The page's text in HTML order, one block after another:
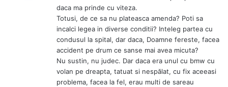
e
:
daca ma prinde cu viteza.
Totusi, de ce sa nu plateasca amenda? Poti sa
incalci legea in diverse conditii? Inteleg partea cu
condusul la spital, dar daca, Doamne fereste, facea
accident pe drum ce sanse mai avea micuta?
Nu sustin, nu judec. Dar daca era unul cu bmw cu
volan pe dreapta, tatuat si nespălat, cu fix aceeasi
problema, facea la fel, erau multi de sareau